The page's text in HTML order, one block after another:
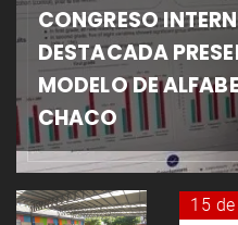
CONGRESO
DESTACADA
MODELO DE
CHACO
15